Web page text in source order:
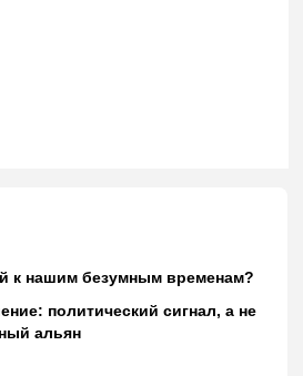
к нашим безумным временам?
политический сигнал, а не
альян